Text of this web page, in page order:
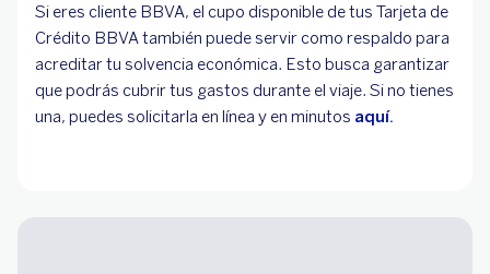
Si eres cliente BBVA, el cupo disponible de tus Tarjeta de
Crédito BBVA también puede servir como respaldo para
acreditar tu solvencia económica. Esto busca garantizar
que podrás cubrir tus gastos durante el viaje. Si no tienes
una, puedes solicitarla en línea y en minutos aquí.